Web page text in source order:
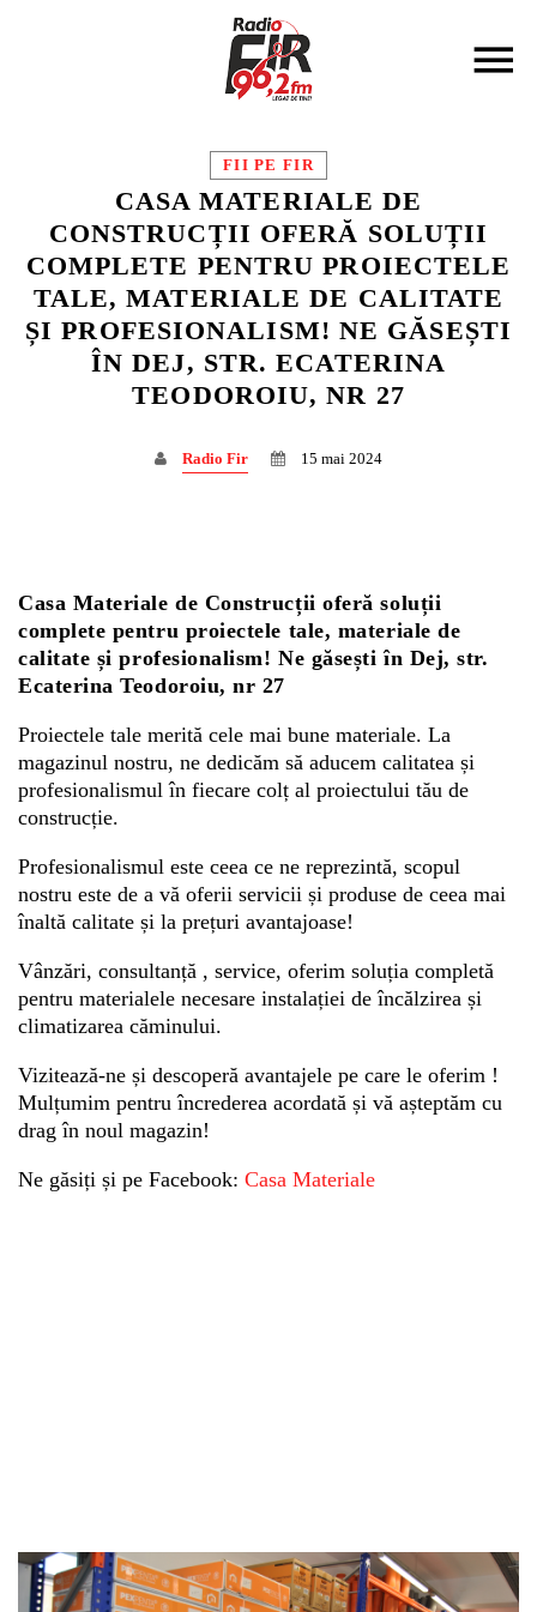
CAUTA IN SITE:
DISTRIBUIE PAGINA PE:
Twitter
Facebook
Whatsapp
FII PE FIR
CASA MATERIALE DE
CONSTRUCȚII OFERĂ SOLUȚII
COMPLETE PENTRU PROIECTELE
TALE, MATERIALE DE CALITATE
ȘI PROFESIONALISM! NE GĂSEȘTI
ÎN DEJ, STR. ECATERINA
TEODOROIU, NR 27
Radio Fir 15 mai 2024
Casa Materiale de Construcții oferă soluții
complete pentru proiectele tale, materiale de
calitate și profesionalism! Ne găsești în Dej, str.
Ecaterina Teodoroiu, nr 27
Proiectele tale merită cele mai bune materiale. La
magazinul nostru, ne dedicăm să aducem calitatea și
profesionalismul în fiecare colț al proiectului tău de
construcție.
Profesionalismul este ceea ce ne reprezintă, scopul
nostru este de a vă oferii servicii și produse de ceea mai
înaltă calitate și la prețuri avantajoase!
Vânzări, consultanță , service, oferim soluția completă
pentru materialele necesare instalației de încălzirea și
climatizarea căminului.
Vizitează-ne și descoperă avantajele pe care le oferim !
Mulțumim pentru încrederea acordată și vă așteptăm cu
drag în noul magazin!
Ne găsiți și pe Facebook: Casa Materiale